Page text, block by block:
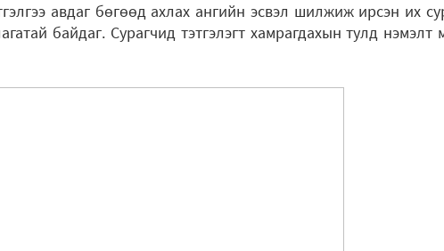
авдаг бөгөөд ахлах ангийн эсвэл шилжиж ирсэн их
байдаг. Сурагчид тэтгэлэгт хамрагдахын тулд нэмэлт